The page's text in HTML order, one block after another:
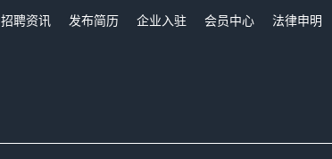
招聘资讯 发布简历 企业入驻 会员中心
法律申明